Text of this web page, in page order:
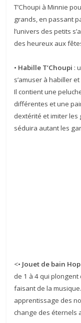
T’Choupi à Minnie
grands, en passant
l’univers des petits
des heureux aux
• Habille T’Choupi :
s’amuser à habiller
Il contient une
différentes et une
dextérité et imiter les
séduira autant les
<• Jouet de bain
de 1 à 4 qui
faisant de la
apprentissage des
change des éternels